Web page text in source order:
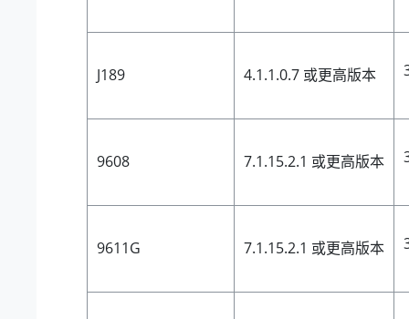
J189 4.1.1.0.7 或更高版本
9608 7.1.15.2.1 或更高版本
9611G 7.1.15.2.1 或更高版本